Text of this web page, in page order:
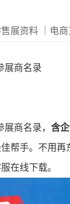
售展资料 ｜电
展商名录
商名录， 含企
帮手。不用
在线下载。